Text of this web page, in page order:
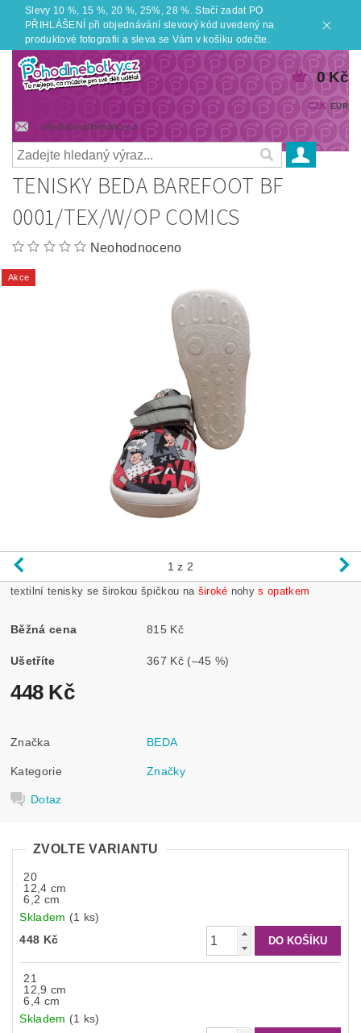
Slevy 10 %, 15 %, 20 %, 25%, 28 %. Stačí zadat PO
PŘIHLÁŠENÍ při objednávání slevový kód uvedený na
produktové fotografii a sleva se Vám v košíku odečte.
info@pohodlnebotky.cz
CZK EUR
0 Kč
TENISKY BEDA BAREFOOT BF
0001/TEX/W/OP COMICS
Neohodnoceno
Akce
1 z 2
textilní tenisky se širokou špičkou na široké nohys opatkem
Běžná cena 815 Kč
Ušetříte 367 Kč (–45 %)
448 Kč
Značka BEDA
Kategorie Značky
Dotaz
ZVOLTE VARIANTU
20
12,4 cm
6,2 cm
Skladem (1 ks)
448 Kč
21
12,9 cm
6,4 cm
Skladem (1 ks)